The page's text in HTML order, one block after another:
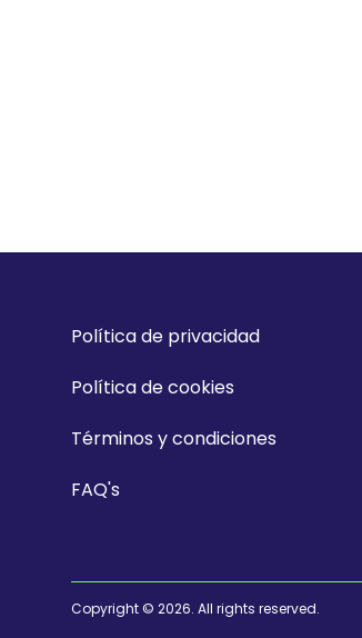
Política de privacidad
Política de cookies
Términos y condiciones
FAQ's
Copyright © 2026. All rights reserved.